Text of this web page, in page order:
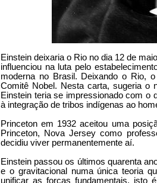
Einstein deixaria o Rio no dia 12 de
influenciou na luta pelo
moderna no Brasil. Deixando o Rio,
Comitê Nobel. Nesta carta, sugeria o
Einstein teria se impressionado com o
à integração de tribos indígenas ao
Princeton em 1932 aceitou uma
Princeton, Nova Jersey como
decidiu viver permanentemente aí.
Einstein passou os últimos quarenta
e o gravitacional numa única teoria
unificar as forças fundamentais, isto